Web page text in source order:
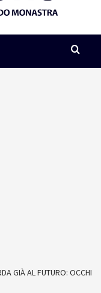
GIÀ AL FUTURO: OCCHI